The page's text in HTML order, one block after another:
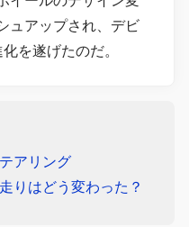
ュアップされ、デビ
を遂げたのだ。
アリング
りはどう変わった？